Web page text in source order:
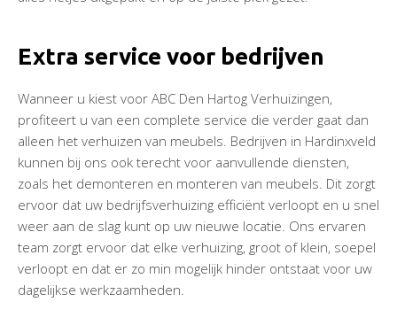
Extra service voor bedrijven
Wanneer u kiest voor ABC Den Hartog Verhuizingen,
profiteert u van een complete service die verder gaat dan
alleen het verhuizen van meubels. Bedrijven in Hardinxveld
kunnen bij ons ook terecht voor aanvullende diensten,
zoals het demonteren en monteren van meubels. Dit zorgt
ervoor dat uw bedrijfsverhuizing efficiënt verloopt en u snel
weer aan de slag kunt op uw nieuwe locatie. Ons ervaren
team zorgt ervoor dat elke verhuizing, groot of klein, soepel
verloopt en dat er zo min mogelijk hinder ontstaat voor uw
dagelijkse werkzaamheden.